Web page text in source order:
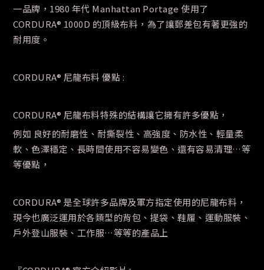
一品牌，1980 年代 Manhattan Portage 使用了
CORDURA® 1000D 的頂級布料，為了讓郵差包有著更強的
耐用度。
CORDURA® 尼龍布料 優點 :
CORDURA® 尼龍布料特殊的結構讓它擁有許多優點，
例如 良好的耐磨性、耐撕裂性、高強度、防水性、輕量柔
軟、色澤穩定、長時間使用不容易變色、還有容易清理…等
等優點，
CORDURA® 是全球許多品牌及軍方指定使用的尼龍布料，
現今也廣泛運用於各類型的背包、提袋、鞋履、運動服裝、
戶外登山服裝、工作服…等等的產品上